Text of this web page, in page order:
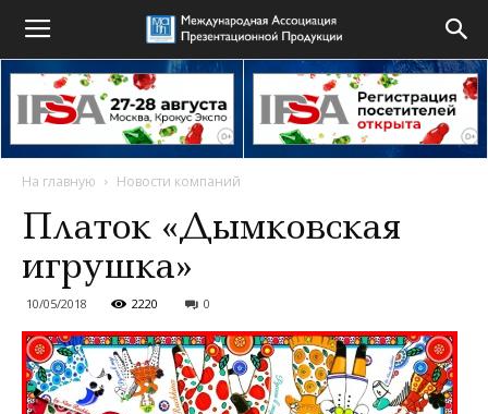
На главную Новости компаний
Платок «Дымковская
игрушка»
10/05/2018 2220 0